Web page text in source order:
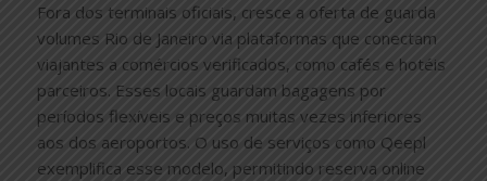
Fora dos terminais oficiais, cresce a oferta de guarda
volumes Rio de Janeiro via plataformas que conectam
viajantes a comércios verificados, como cafés e hotéis
parceiros. Esses locais guardam bagagens por
períodos flexíveis e preços muitas vezes inferiores
aos dos aeroportos. O uso de serviços como Qeepl
exemplifica esse modelo, permitindo reserva online